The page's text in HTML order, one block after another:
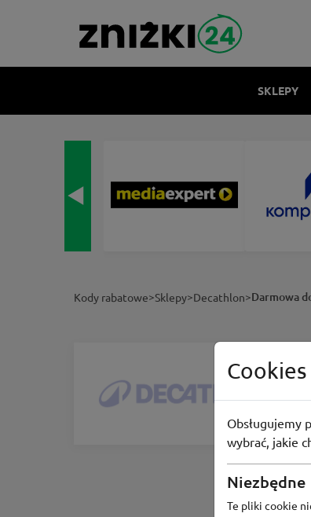
SKLEPY
Kody rabatowe>Sklepy>Decathlon>Darmowa
Cookies
Obsługujemy
wybrać, jakie
Niezbędne
Te pliki cookie